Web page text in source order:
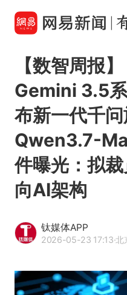
【数智周报
Gemini 3.5
布新一代千
Qwen3.7-
件曝光：拟
向AI架构
钛媒体APP
2026-05-23 17:13·北